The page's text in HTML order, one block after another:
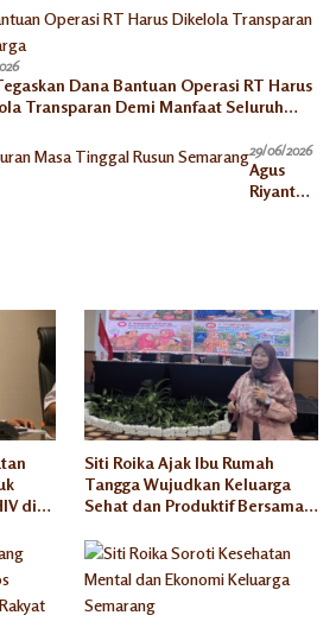
Dana Bantuan Operasi RT Harus
Transparan Demi Manfaat Seluruh
29/06/2026
Agus
Riyanto
Semaran
g
di
Siti Roika Ajak Ibu Rumah
Tangga Wujudkan Keluarga
Sehat dan Produktif Bersama